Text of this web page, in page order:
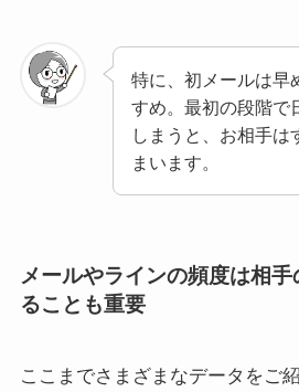
特に、初メールは早
すめ。最初の段階で
しまうと、お相手は
まいます。
メールやラインの頻度は相
ることも重要
ここまでさまざまなデータをご